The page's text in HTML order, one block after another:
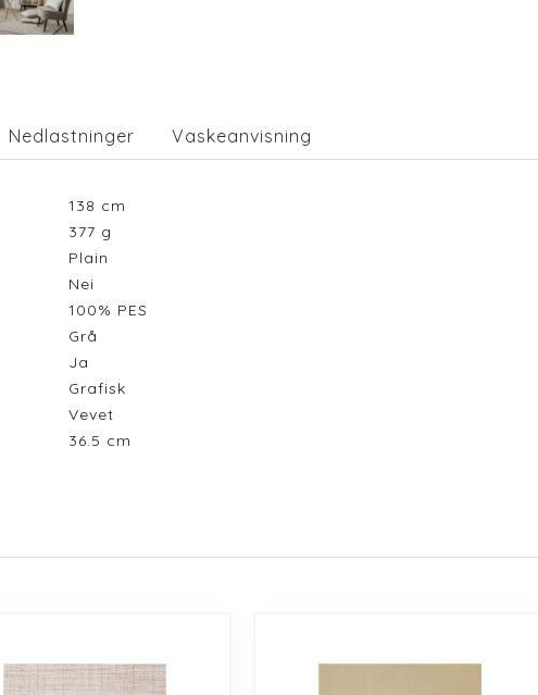
Nedlastninger Vaskeanvisning
138 cm
377 g
Plain
Nei
100% PES
Grå
Ja
Grafisk
Vevet
36.5 cm